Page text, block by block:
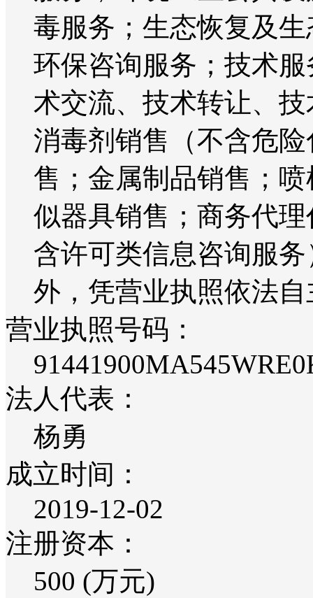
毒服务；生态恢复及
环保咨询服务；技术
术交流、技术转让、
消毒剂销售（不含危
售；金属制品销售；
似器具销售；商务代
含许可类信息咨询服
外，凭营业执照依法
营业执照号码：
法人代表：
杨勇
成立时间：
2019-12-02
注册资本：
500 (万元)